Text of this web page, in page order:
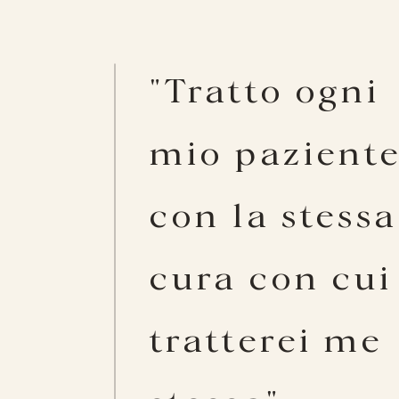
"Tratto ogni
mio
con la stessa
cura con cui
tratterei me